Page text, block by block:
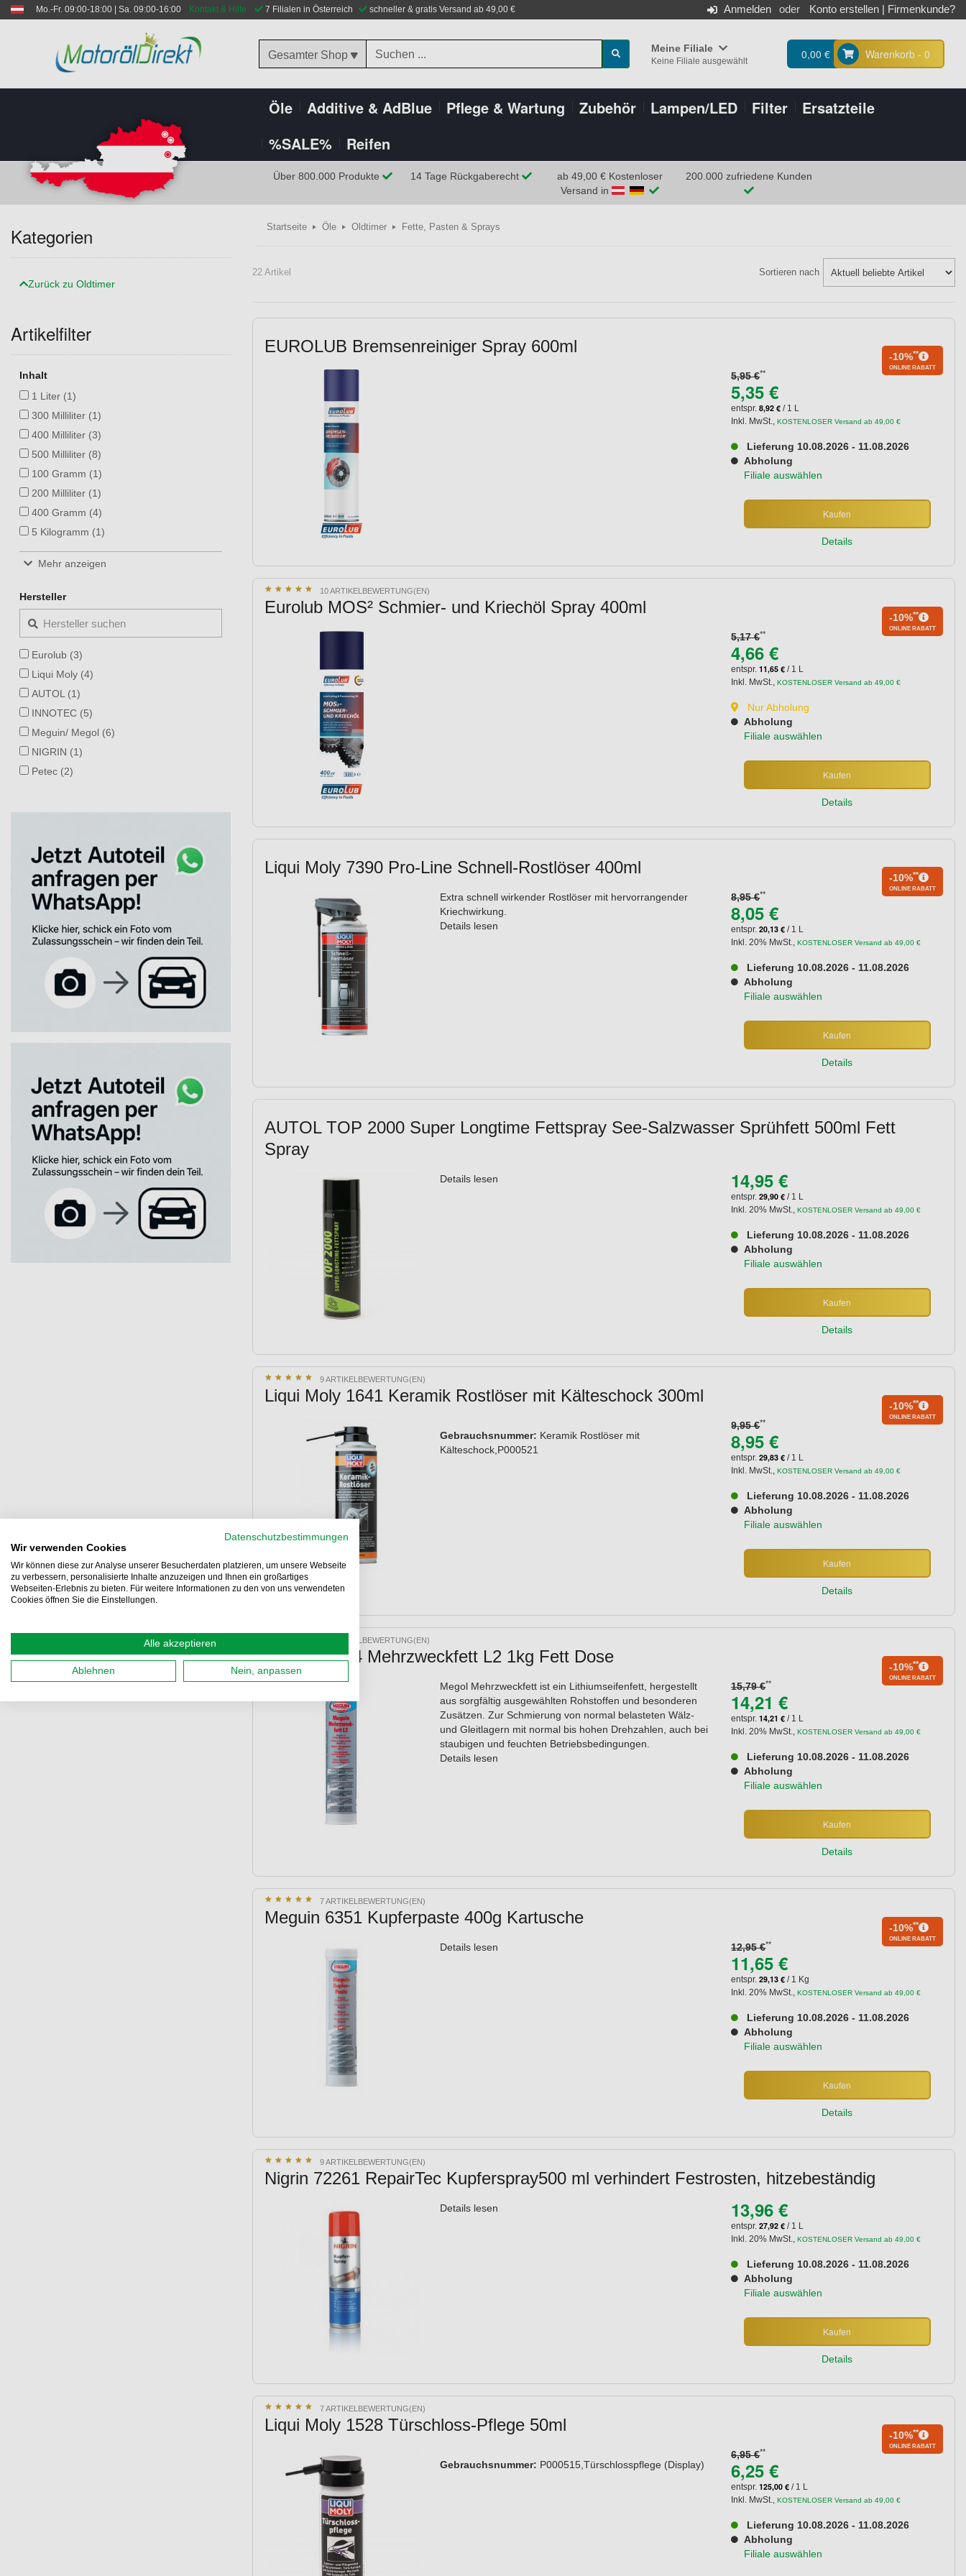
Mo.-Fr. 09:00-18:00 | Sa. 09:00-16:00 Kontakt & Hilfe 7 Filialen in Österreich schneller & gratis Versand ab 49,00 € Anmelden Konto erstellen | Firmenkunde?
Gesamter Shop
Meine Filiale
Keine Filiale ausgewählt 0,00 € Warenkorb - 0
Öle Additive & AdBlue Pflege & Wartung Zubehör Lampen/LED Filter
Ersatzteile
%SALE%
Reifen
Über 800.000 Produkte 14 Tage Rückgaberecht
ab 49,00 € Kostenloser
Versand in
200.000 zufriedene Kunden
Startseite Öle Oldtimer Fette, Pasten & Sprays
22 Artikel Sortieren nach
EUROLUB Bremsenreiniger Spray 600ml
5,95 €**
-10%**
ONLINE RABATT
5,35 €
entspr.8,92 € / 1 L
Inkl. MwSt.,KOSTENLOSER Versand ab 49,00 €
Lieferung 10.08.2026 - 11.08.2026
Abholung
Filiale auswählen
Kaufen
Details
★ ★ ★ ★ ★
★ ★ ★ ★ ★ 10 ARTIKELBEWERTUNG(EN)
Eurolub MOS² Schmier- und Kriechöl Spray 400ml
5,17 €**
-10%**
ONLINE RABATT
4,66 €
entspr.11,65 € / 1 L
Inkl. MwSt.,KOSTENLOSER Versand ab 49,00 €
Nur Abholung
Abholung
Filiale auswählen
Kaufen
Details
Liqui Moly 7390 Pro-Line Schnell-Rostlöser 400ml
Extra schnell wirkender Rostlöser mit hervorrangender
Kriechwirkung.
Details lesen
8,95 €**
-10%**
ONLINE RABATT
8,05 €
entspr.20,13 € / 1 L
Inkl. 20% MwSt.,KOSTENLOSER Versand ab 49,00 €
Lieferung 10.08.2026 - 11.08.2026
Abholung
Filiale auswählen
Kaufen
Details
AUTOL TOP 2000 Super Longtime Fettspray See-Salzwasser Sprühfett 500ml Fett
Spray
Details lesen 14,95 €
entspr.29,90 € / 1 L
Inkl. 20% MwSt.,KOSTENLOSER Versand ab 49,00 €
Lieferung 10.08.2026 - 11.08.2026
Abholung
Filiale auswählen
Kaufen
Details
★ ★ ★ ★ ★
★ ★ ★ ★ ★ 9 ARTIKELBEWERTUNG(EN)
Liqui Moly 1641 Keramik Rostlöser mit Kälteschock 300ml
Gebrauchsnummer: Keramik Rostlöser mit
Kälteschock,P000521
9,95 €**
-10%**
ONLINE RABATT
8,95 €
entspr.29,83 € / 1 L
Inkl. MwSt.,KOSTENLOSER Versand ab 49,00 €
Lieferung 10.08.2026 - 11.08.2026
Abholung
Filiale auswählen
Kaufen
Details
10 ARTIKELBEWERTUNG(EN)
Meguin 4774 Mehrzweckfett L2 1kg Fett Dose
Megol Mehrzweckfett ist ein Lithiumseifenfett, hergestellt
aus sorgfältig ausgewählten Rohstoffen und besonderen
Zusätzen. Zur Schmierung von normal belasteten Wälz-
und Gleitlagern mit normal bis hohen Drehzahlen, auch bei
staubigen und feuchten Betriebsbedingungen.
Details lesen
15,79 €**
-10%**
ONLINE RABATT
14,21 €
entspr.14,21 € / 1 L
Inkl. 20% MwSt.,KOSTENLOSER Versand ab 49,00 €
Lieferung 10.08.2026 - 11.08.2026
Abholung
Filiale auswählen
Kaufen
Details
★ ★ ★ ★ ★
★ ★ ★ ★ ★ 7 ARTIKELBEWERTUNG(EN)
Meguin 6351 Kupferpaste 400g Kartusche
Details lesen 12,95 €**
-10%**
ONLINE RABATT
11,65 €
entspr.29,13 € / 1 Kg
Inkl. 20% MwSt.,KOSTENLOSER Versand ab 49,00 €
Lieferung 10.08.2026 - 11.08.2026
Abholung
Filiale auswählen
Kaufen
Details
★ ★ ★ ★ ★
★ ★ ★ ★ ★ 9 ARTIKELBEWERTUNG(EN)
Nigrin 72261 RepairTec Kupferspray500 ml verhindert Festrosten, hitzebeständig
Details lesen 13,96 €
entspr.27,92 € / 1 L
Inkl. 20% MwSt.,KOSTENLOSER Versand ab 49,00 €
Lieferung 10.08.2026 - 11.08.2026
Abholung
Filiale auswählen
Kaufen
Details
★ ★ ★ ★ ★
★ ★ ★ ★ ★ 7 ARTIKELBEWERTUNG(EN)
Liqui Moly 1528 Türschloss-Pflege 50ml
Gebrauchsnummer: P000515,Türschlosspflege (Display)
6,95 €**
-10%**
ONLINE RABATT
6,25 €
entspr.125,00 € / 1 L
Inkl. MwSt.,KOSTENLOSER Versand ab 49,00 €
Lieferung 10.08.2026 - 11.08.2026
Abholung
Filiale auswählen
Kategorien
Zurück zu Oldtimer
Artikelfilter
Inhalt
1 Liter (1)
300 Milliliter (1)
400 Milliliter (3)
500 Milliliter (8)
100 Gramm (1)
200 Milliliter (1)
400 Gramm (4)
5 Kilogramm (1)
50 Milliliter (1)
600 Milliliter (1)
Mehr anzeigen
Hersteller
Eurolub (3)
Liqui Moly (4)
AUTOL (1)
INNOTEC (5)
Meguin/ Megol (6)
NIGRIN (1)
Petec (2)
Datenschutzbestimmungen
Wir verwenden Cookies
Wir können diese zur Analyse unserer Besucherdaten platzieren, um unsere Webseite
zu verbessern, personalisierte Inhalte anzuzeigen und Ihnen ein großartiges
Webseiten-Erlebnis zu bieten. Für weitere Informationen zu den von uns verwendeten
Cookies öffnen Sie die Einstellungen.
Alle akzeptieren
Ablehnen Nein, anpassen